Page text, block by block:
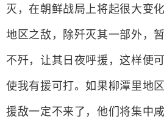
灭，在朝鲜战局上将起很大变
地区之敌，除歼灭其一部外，
不歼，让其日夜呼援，这样便
使我有援可打。如果柳潭里地
援敌一定不来了，他们将集中